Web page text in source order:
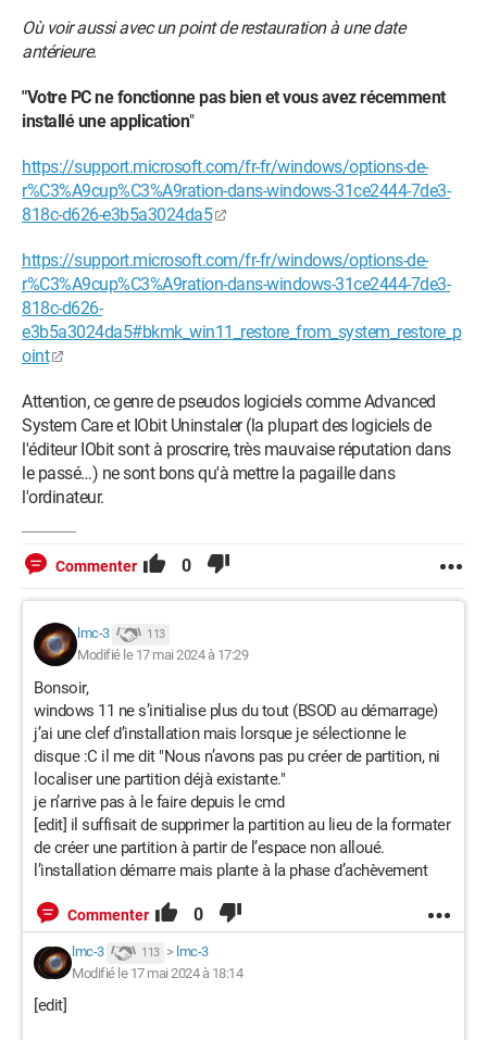
Où voir aussi avec un point de restauration à une date
antérieure.
"Votre PC ne fonctionne pas bien et vous avez récemment
installé une application"
https://support.microsoft.com/fr-fr/windows/options-de-
r%C3%A9cup%C3%A9ration-dans-windows-31ce2444-7de3-
818c-d626-e3b5a3024da5
https://support.microsoft.com/fr-fr/windows/options-de-
r%C3%A9cup%C3%A9ration-dans-windows-31ce2444-7de3-
818c-d626-
e3b5a3024da5#bkmk_win11_restore_from_system_restore_p
oint
Attention, ce genre de pseudos logiciels comme Advanced
System Care et IObit Uninstaler (la plupart des logiciels de
l'éditeur IObit sont à proscrire, très mauvaise réputation dans
le passé…) ne sont bons qu'à mettre la pagaille dans
l'ordinateur.
Commenter 0
lmc-3 113
Modifié le 17 mai 2024 à 17:29
Bonsoir,
windows 11 ne s’initialise plus du tout (BSOD au démarrage)
j’ai une clef d’installation mais lorsque je sélectionne le
disque :C il me dit "Nous n’avons pas pu créer de partition, ni
localiser une partition déjà existante."
je n’arrive pas à le faire depuis le cmd
[edit] il suffisait de supprimer la partition au lieu de la formater
de créer une partition à partir de l’espace non alloué.
l’installation démarre mais plante à la phase d’achèvement
Commenter 0
lmc-3 113 > lmc-3
Modifié le 17 mai 2024 à 18:14
[edit]